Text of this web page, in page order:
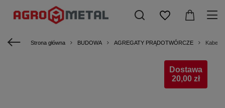
Strona główna BUDOWA AGREGATY PRĄDOTWÓRCZE Kabel
Dostawa
20,00 zł